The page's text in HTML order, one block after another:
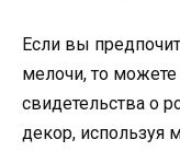
Если вы
мелочи, то
свидетельства о
декор, используя